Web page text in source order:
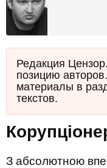
Редакция
позицию
материалы в
текстов.
З абсолютною